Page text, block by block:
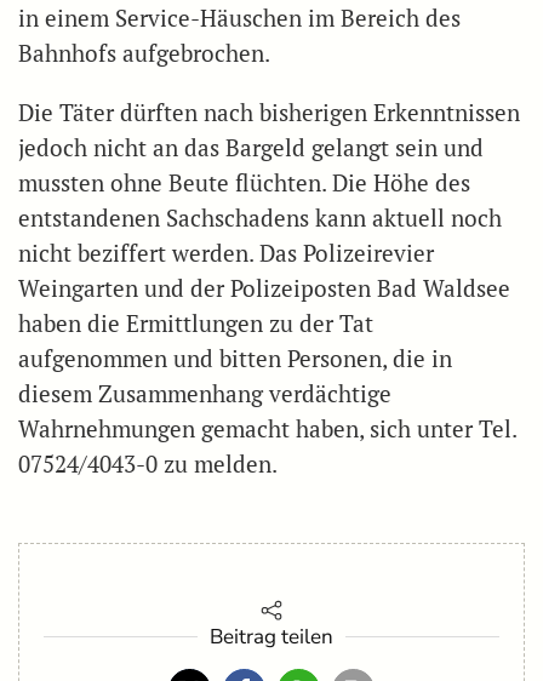
in einem Service-Häuschen im Bereich des
Bahnhofs aufgebrochen.
Die Täter dürften nach bisherigen Erkenntnissen
jedoch nicht an das Bargeld gelangt sein und
mussten ohne Beute flüchten. Die Höhe des
entstandenen Sachschadens kann aktuell noch
nicht beziffert werden. Das Polizeirevier
Weingarten und der Polizeiposten Bad Waldsee
haben die Ermittlungen zu der Tat
aufgenommen und bitten Personen, die in
diesem Zusammenhang verdächtige
Wahrnehmungen gemacht haben, sich unter Tel.
07524/4043-0 zu melden.
Beitrag teilen